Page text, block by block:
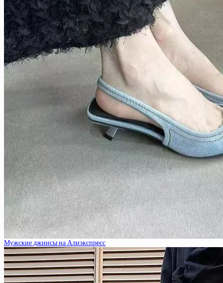
Мужские джинсы на Алиэкспресс